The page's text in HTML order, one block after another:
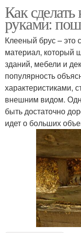
Как
руками:
Клееный брус – это
материал, который
зданий, мебели и
популярность
характеристиками,
внешним видом.
быть достаточно
идет о больших